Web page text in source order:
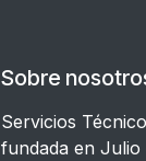
Sobre
Servicios
fundada en Julio